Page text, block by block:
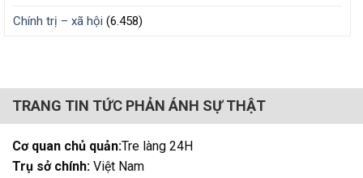
Chính trị – xã hội (6.458)
TRANG TIN TỨC PHẢN ÁNH SỰ THẬT
Cơ quan chủ quản:Tre làng 24H
Trụ sở chính: Việt Nam